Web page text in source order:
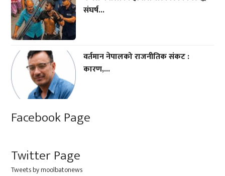
संघर्ष...
वर्तमान नेपालको राजनीतिक संकट :
कारण,...
Facebook Page
Twitter Page
Tweets by moolbatonews